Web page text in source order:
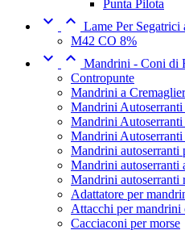
Punta Pilota
  Lame Per Segatrici
M42 CO 8%
  Mandrini - Coni di
Contropunte
Mandrini a
Mandrini Autoserranti
Mandrini Autoserranti
Mandrini
Mandrini
Mandrini autoserranti
Mandrini autoserranti
Adattatore per
Attacchi per
Cacciaconi per morse